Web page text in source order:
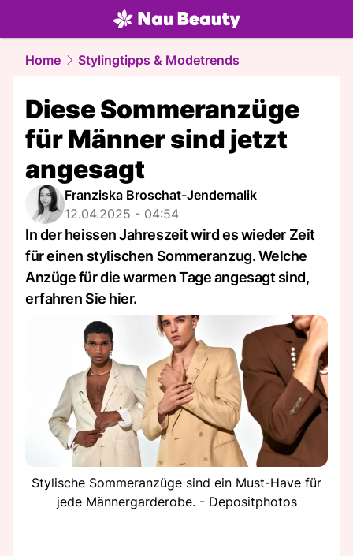
beauty.NAU.ch
Home Stylingtipps & Modetrends
Diese Sommeranzüge
für Männer sind jetzt
angesagt
Franziska Broschat-Jendernalik
12.04.2025 - 04:54
In der heissen Jahreszeit wird es wieder Zeit
für einen stylischen Sommeranzug. Welche
Anzüge für die warmen Tage angesagt sind,
erfahren Sie hier.
Stylische Sommeranzüge sind ein Must-Have für
jede Männergarderobe. - Depositphotos